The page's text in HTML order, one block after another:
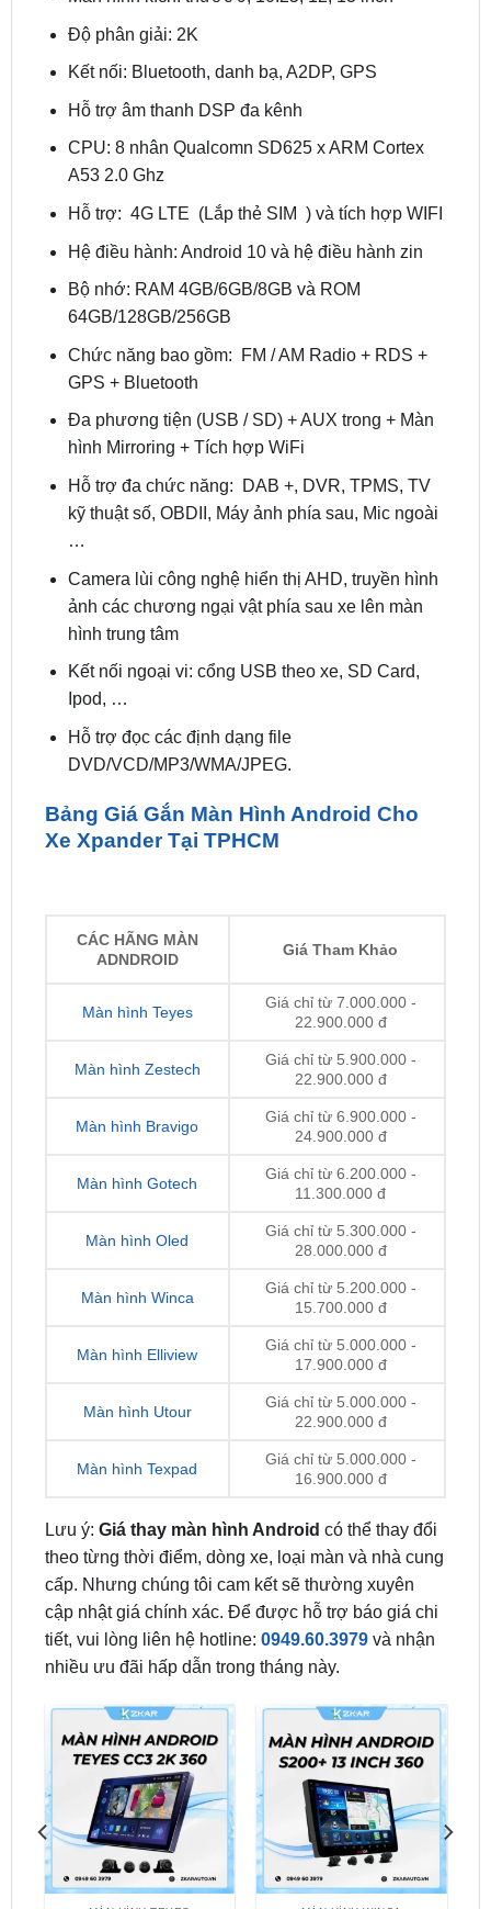
A53 2.0 Ghz
Hỗ trợ: 4G LTE (Lắp thẻ SIM ) và tích hợp WIFI
64GB/128GB/256GB
Chức năng bao gồm: FM / AM Radio + RDS +
GPS + Bluetooth
Đa ​​phương tiện (USB / SD) + AUX trong + Màn
hình Mirroring + Tích hợp WiFi
Hỗ trợ đa chức năng: DAB +, DVR, TPMS, TV
kỹ thuật số, OBDII, Máy ảnh phía sau, Mic ngoài
…
Camera lùi công nghệ hiển thị AHD, truyền hình
ảnh các chương ngại vật phía sau xe lên màn
hình trung tâm
Kết nối ngoại vi: cổng USB theo xe, SD Card,
Ipod, …
Hỗ trợ đọc các định dạng file
DVD/VCD/MP3/WMA/JPEG.
Bảng Giá Gắn Màn Hình Android Cho
Màn hình Teyes
Giá chỉ từ 7.000.000 -
Màn hình Zestech
Giá chỉ từ 5.900.000 -
22.900.000 đ
Màn hình Bravigo
Giá chỉ từ 6.900.000 -
24.900.000 đ
Màn hình Gotech
Giá chỉ từ 6.200.000 -
11.300.000 đ
Màn hình Oled
Giá chỉ từ 5.300.000 -
28.000.000 đ
Màn hình Winca
Giá chỉ từ 5.200.000 -
15.700.000 đ
Màn hình Elliview
Giá chỉ từ 5.000.000 -
17.900.000 đ
Màn hình Utour
Giá chỉ từ 5.000.000 -
22.900.000 đ
Màn hình Texpad
Giá chỉ từ 5.000.000 -
16.900.000 đ
Lưu ý:Giá thay màn hình Androidcó thể thay đổi
cấp. Nhưng chúng tôi cam kết sẽ thường xuyên
cập nhật giá chính xác. Để được hỗ trợ báo giá chi
tiết, vui lòng liên hệ hotline:0949.60.3979 và nhận
nhiều ưu đãi hấp dẫn trong tháng này.
MÀN HÌNH TEYES
Màn Hình Android
Teyes CC3 2K Liền
MÀN HÌNH WINCA
Màn Hình Android
S200+ 13 Inch Pro 360